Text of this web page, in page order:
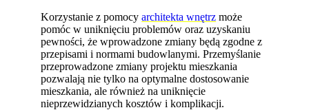
Korzystanie z pomocyarchitekta wnętrz może
pomóc w uniknięciu problemów oraz uzyskaniu
pewności, że wprowadzone zmiany będą zgodne z
przepisami i normami budowlanymi. Przemyślanie
przeprowadzone zmiany projektu mieszkania
pozwalają nie tylko na optymalne dostosowanie
mieszkania, ale również na uniknięcie
nieprzewidzianych kosztów i komplikacji.